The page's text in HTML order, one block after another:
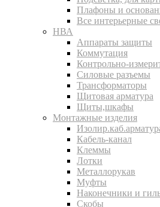
Плафоны и
Все интерьерные
НВА
Аппараты защиты
Коммутация
Контрольно-
Силовые разъемы
Трансформаторы
Щитовая арматура
Щиты,шкафы
Монтажные изделия
Кабель-канал
Клеммы
Лотки
Металлорукав
Муфты
Наконечники и
Скобы